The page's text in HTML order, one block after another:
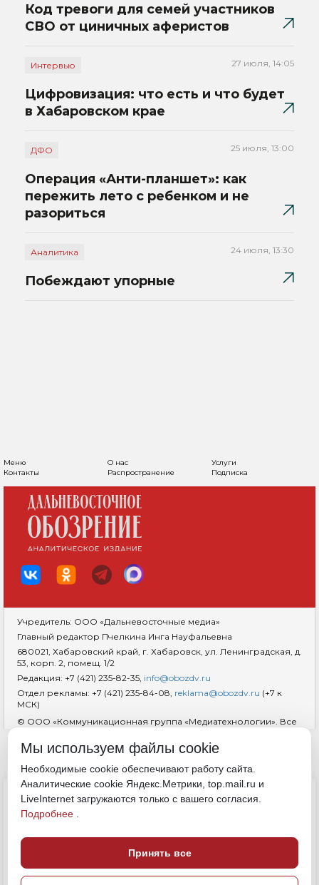
Код тревоги для семей участников
СВО от циничных аферистов
Интервью 27 июля, 14:05
Цифровизация: что есть и что будет
в Хабаровском крае
ДФО 25 июля, 13:00
Операция «Анти-планшет»: как
пережить лето с ребенком и не
разориться
Аналитика 24 июля, 13:30
Побеждают упорные
Меню О нас
Услуги
Контакты
Распространение Подписка
Учредитель: ООО «Дальневосточные медиа»
Главный редактор Пчелкина Инга Науфальевна
680021, Хабаровский край, г. Хабаровск, ул. Ленинградская, д.
53, корп. 2, помещ. 1/2
Редакция: +7 (421) 235-82-35, info@obozdv.ru
Отдел рекламы: +7 (421) 235-84-08, reklama@obozdv.ru (+7 к
МСК)
© ООО «Коммуникационная группа «Медиатехнологии». Все
гиперссылка на сайтdvobozrenie.ru обязательна.
Политика конфиденциальности
Обработка cookie
Полные правила цитирования
Свидетельство о регистрации СМИ
Мы используем файлы cookie
Необходимые cookie обеспечивают работу сайта.
Аналитические cookie Яндекс.Метрики, top.mail.ru и
LiveInternet загружаются только с вашего согласия.
Подробнее
Принять все